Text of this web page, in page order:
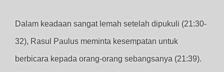
Dalam keadaan sangat lemah setelah dipukuli (21:30-
32), Rasul Paulus meminta kesempatan untuk
berbicara kepada orang-orang sebangsanya (21:39).